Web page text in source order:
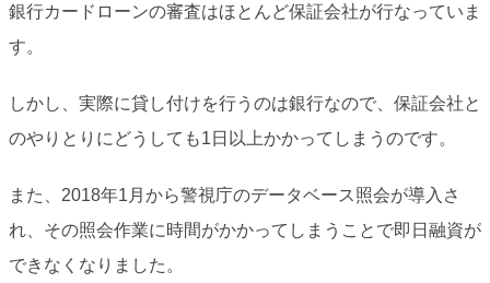
銀行カードローンの審査はほとんど保証会社が行なっていま
す。
しかし、実際に貸し付けを行うのは銀行なので、保証会社と
のやりとりにどうしても1日以上かかってしまうのです。
また、2018年1月から警視庁のデータベース照会が導入さ
れ、その照会作業に時間がかかってしまうことで即日融資が
できなくなりました。